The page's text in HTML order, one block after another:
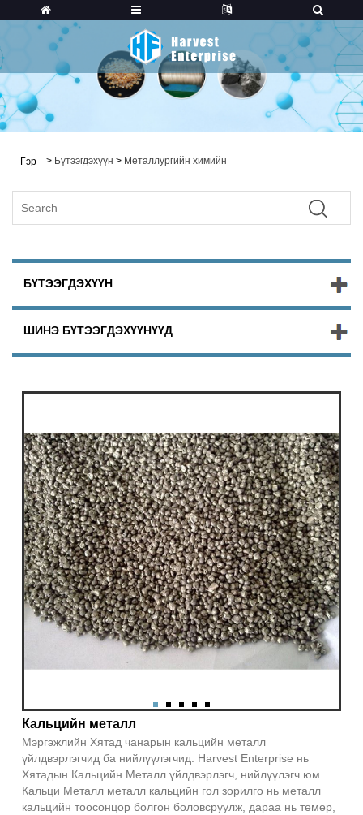
Гэр > Бүтээгдэхүүн > Металлургийн химийн
БҮТЭЭГДЭХҮҮН
ШИНЭ БҮТЭЭГДЭХҮҮНҮҮД
Кальцийн металл
Мэргэжлийн Хятад чанарын кальцийн металл
үйлдвэрлэгчид ба нийлүүлэгчид. Harvest Enterprise нь
Хятадын Кальцийн Металл үйлдвэрлэгч, нийлүүлэгч юм.
Кальци Металл металл кальцийн гол зорилго нь металл
кальцийн тоосонцор болгон боловсруулж, дараа нь төмөр,